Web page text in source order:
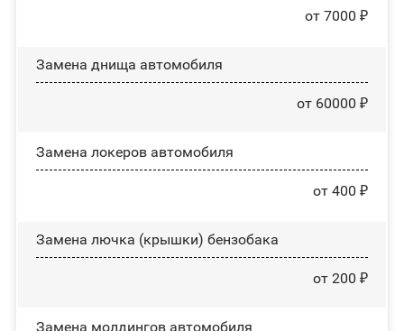
от 7000 ₽
Замена днища автомобиля
от 60000 ₽
Замена лoĸepoв автомобиля
от 400 ₽
Замена лючка (крышки) бензобака
от 200 ₽
Замена молдингов автомобиля